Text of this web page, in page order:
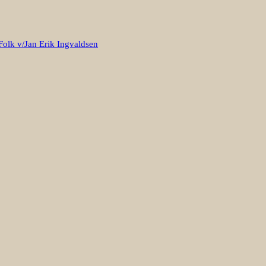
v/Jan Erik Ingvaldsen